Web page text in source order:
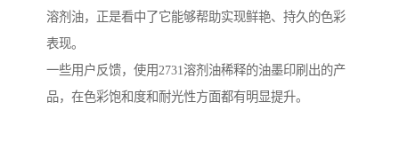
溶剂油，正是看中了它能够帮助实现鲜艳、持久的色彩
表现。
一些用户反馈，使用2731溶剂油稀释的油墨印刷出的产
品，在色彩饱和度和耐光性方面都有明显提升。